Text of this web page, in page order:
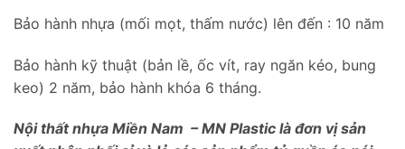
Bảo hành nhựa (mối mọt, thấm nước) lên đến : 10 năm
Bảo hành kỹ thuật (bản lề, ốc vít, ray ngăn kéo, bung
keo) 2 năm, bảo hành khóa 6 tháng.
Nội thất nhựa Miền Nam – MN Plastic là đơn vị sản